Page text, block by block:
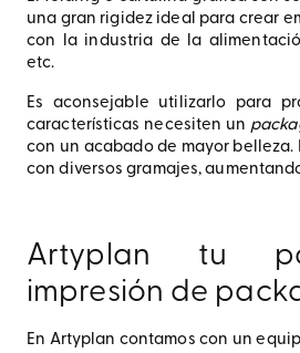
una gran rigidez ideal para crear
con la industria de la
etc.
Es aconsejable utilizarlo para
características necesiten un
con un acabado de mayor belleza.
con diversos gramajes,
Artyplan tu
impresión de
En Artyplan contamos con un